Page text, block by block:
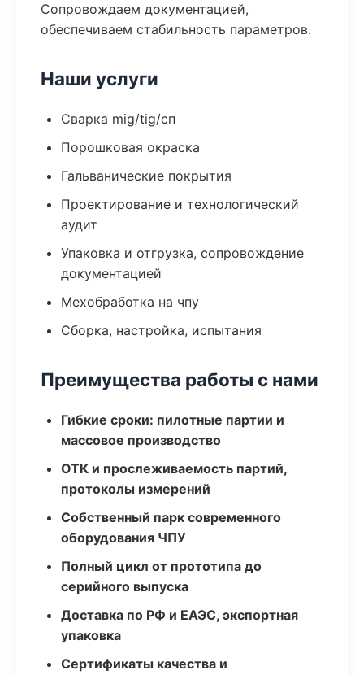
Сопровождаем документацией,
обеспечиваем стабильность параметров.
Наши услуги
Сварка mig/tig/сп
Порошковая окраска
Гальванические покрытия
Проектирование и технологический
аудит
Упаковка и отгрузка, сопровождение
документацией
Мехобработка на чпу
Сборка, настройка, испытания
Преимущества работы с нами
Гибкие сроки: пилотные партии и
массовое производство
ОТК и прослеживаемость партий,
протоколы измерений
Собственный парк современного
оборудования ЧПУ
Полный цикл от прототипа до
серийного выпуска
Доставка по РФ и ЕАЭС, экспортная
упаковка
Сертификаты качества и